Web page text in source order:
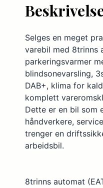
Førersete
Innfellbare
Kjørekomputer
Klimaanlegg,
Klimaanlegg,
Kollisjonsputer,
Kurve/tåkelys
Lakkerte
Mobiltelefoni,
Selges en meget
varebil med 8trinns
parkeringsvarmer
blindsonevarsling,
DAB+, klima for
komplett
Dette er en bil som
håndverkere,
trenger en
arbeidsbil.
8trinns automat